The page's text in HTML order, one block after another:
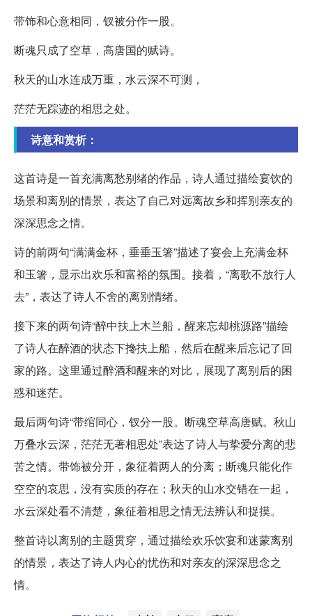
带饰和心意相同，钗被分作一股。
断魂只成了空草，高唐国的赋诗。
秋天的山水连成万重，水云深不可测，
茫茫无踪迹的相思之处。
诗意和赏析：
这首诗是一首充满离愁别绪的作品，诗人通过描绘宴饮的
场景和离别的情景，表达了自己对远离故乡和挥别亲友的
深深思念之情。
诗的前两句“满满金杯，垂垂玉箸”描述了宴会上充满金杯
和玉箸，显示出欢乐和富裕的氛围。接着，“离歌不放行人
去”，表达了诗人不舍的离别情绪。
接下来的两句诗“醉中扶上木兰船，醒来忘却桃源路”描绘
了诗人在醉酒的状态下搀扶上船，然后在醒来后忘记了回
家的路。这里通过醉酒和醒来的对比，展现了离别后的困
惑和迷茫。
最后两句诗“带绾同心，钗分一股。断魂空草高唐赋。秋山
万叠水云深，茫茫无著相思处”表达了诗人与挚爱分离的悲
苦之情。带饰被分开，象征着两人的分离；断魂只能化作
空空的哀思，没有实质的存在；秋天的山水交错在一起，
水云深处看不清楚，象征着相思之情无法辨认和捉摸。
整首诗以离别的主题贯穿，通过描绘欢乐饮宴和迷蒙离别
的情景，表达了诗人内心的忧伤和对亲友的深深思念之
情。